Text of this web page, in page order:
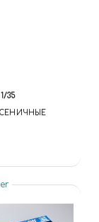
1/35